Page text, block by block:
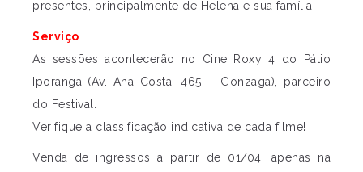
presentes, principalmente de Helena e sua família.
Serviço
As sessões acontecerão no Cine Roxy 4 do Pátio
Iporanga (Av. Ana Costa, 465 – Gonzaga), parceiro
do Festival.
Verifique a classificação indicativa de cada filme!
Venda de ingressos a partir de 01/04, apenas na